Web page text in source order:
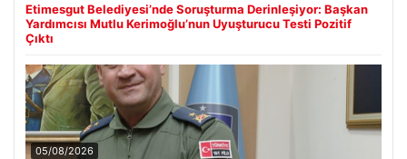
Etimesgut Belediyesi’nde Soruşturma Derinleşiyor: Başkan
Yardımcısı Mutlu Kerimoğlu’nun Uyuşturucu Testi Pozitif
Çıktı
05/08/2026